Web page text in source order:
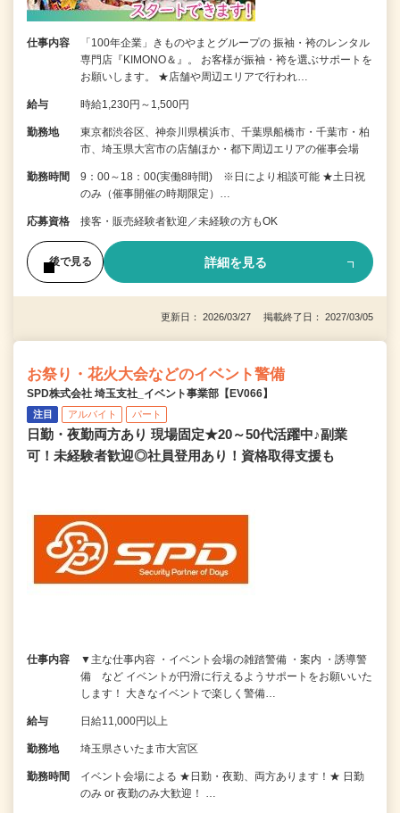
仕事内容
「100年企業」きものやまとグループの 振袖・袴のレンタル
専門店『KIMONO＆』。 お客様が振袖・袴を選ぶサポートを
お願いします。 ★店舗や周辺エリアで行われ…
給与 時給1,230円～1,500円
勤務地
東京都渋谷区、神奈川県横浜市、千葉県船橋市・千葉市・柏
市、埼玉県大宮市の店舗ほか・都下周辺エリアの催事会場
勤務時間
9：00～18：00(実働8時間) ※日により相談可能 ★土日祝
のみ（催事開催の時期限定）…
応募資格 接客・販売経験者歓迎／未経験の方もOK
後で見る 詳細を見る
更新日： 2026/03/27 掲載終了日： 2027/03/05
お祭り・花火大会などのイベント警備
SPD株式会社 埼玉支社_イベント事業部【EV066】
注目 アルバイト パート
日勤・夜勤両方あり 現場固定★20～50代活躍中♪副業
可！未経験者歓迎◎社員登用あり！資格取得支援も
仕事内容
▼主な仕事内容 ・イベント会場の雑踏警備 ・案内 ・誘導警
備 など イベントが円滑に行えるようサポートをお願いいた
します！ 大きなイベントで楽しく警備…
給与 日給11,000円以上
勤務地 埼玉県さいたま市大宮区
勤務時間
イベント会場による ★日勤・夜勤、両方あります！★ 日勤
のみ or 夜勤のみ大歓迎！ …